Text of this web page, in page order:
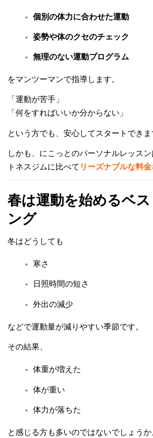
個別の体力に合わせた運動
姿勢や体のクセのチェック
無理のない運動プログラム
をマンツーマンで指導します。
「運動が苦手」
「何をすればいいか分からない」
という方でも、安心してスタートできま
しかも、にこっとのパーソナルレッス
トネスジムに比べて リーズナブルな料金
春は運動を始めるベス
ング
冬はどうしても
寒さ
日照時間の短さ
外出の減少
などで運動量が減りやすい季節です。
その結果、
体重が増えた
体が重い
体力が落ちた
と感じる方も多いのではないでしょうか